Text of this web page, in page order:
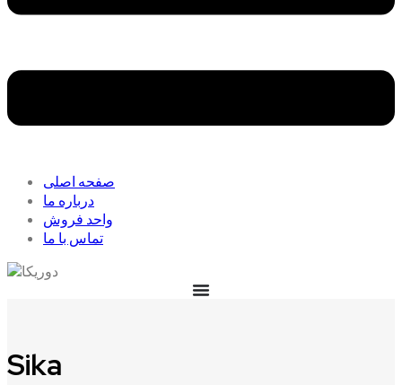
صفحه اصلی
درباره ما
واحد فروش
تماس با ما
Sika